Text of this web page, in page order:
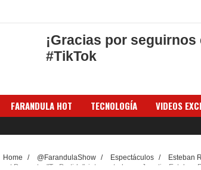
¡Gracias por
#TikTok
FARANDULA HOT TECNOLOGÍA VIDEOS
Home / @FarandulaShow / Espectáculos / Esteban
Beat Presenta: "Tu Partida", interpretada por Joonti y Esteban